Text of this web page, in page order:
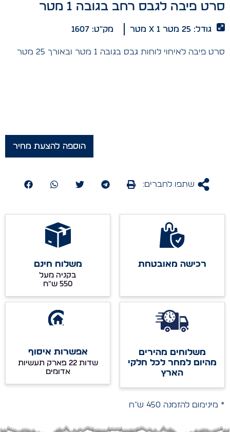
סרט פיבה לגבס רחב בגובה 1 מטר
גודל: 25 מטר x 1 מטר מק"ט: 1607
סרט פיבה לאיחוי לוחות גבס בגובה 1 מטר ובאורך 25 מטר
הוספה להצעת מחיר
שתפו לחברים:
רכישה מאובטחת משלוח חינם
בקניה מעל
משלוחים מהירים
מהיום למחר לכל חלקי
הארץ
אפשרות איסוף
שדות 22 פארק תעשיות
אדומים
* מינימום להזמנה 450 ש"ח